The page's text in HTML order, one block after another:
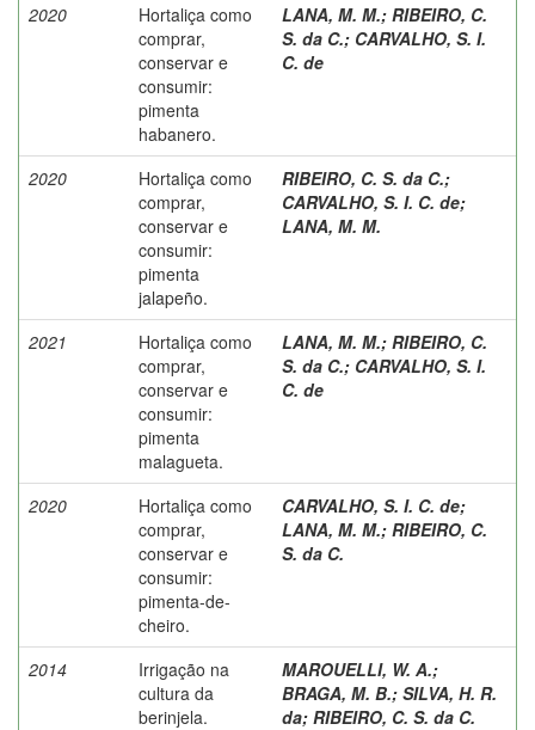
2020
Hortaliça como
comprar,
conservar e
consumir:
pimenta
habanero.
LANA, M. M.; RIBEIRO, C.
S. da C.; CARVALHO, S. I.
C. de
2020
Hortaliça como
comprar,
conservar e
consumir:
pimenta
jalapeño.
RIBEIRO, C. S. da C.;
CARVALHO, S. I. C. de;
LANA, M. M.
2021
Hortaliça como
comprar,
conservar e
consumir:
pimenta
malagueta.
LANA, M. M.; RIBEIRO, C.
S. da C.; CARVALHO, S. I.
C. de
2020
Hortaliça como
comprar,
conservar e
consumir:
pimenta-de-
cheiro.
CARVALHO, S. I. C. de;
LANA, M. M.; RIBEIRO, C.
S. da C.
2014
Irrigação na
cultura da
berinjela.
MAROUELLI, W. A.;
BRAGA, M. B.; SILVA, H. R.
da; RIBEIRO, C. S. da C.